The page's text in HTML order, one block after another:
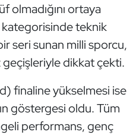
olmadığını ortaya
teknik
seri sunan milli sporcu,
dikkat çekti.
finaline yükselmesi ise
göstergesi oldu. Tüm
performans, genç